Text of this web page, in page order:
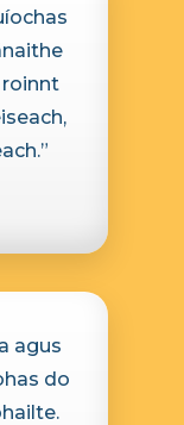
roinnt
agus
do